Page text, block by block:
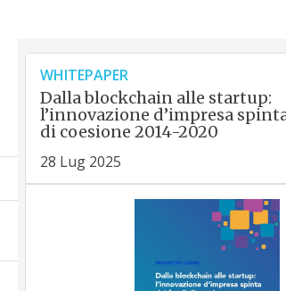
WHITEPAPER
Dalla blockchain alle startup:
l’innovazione d’impresa
di coesione 2014-2020
28 Lug 2025